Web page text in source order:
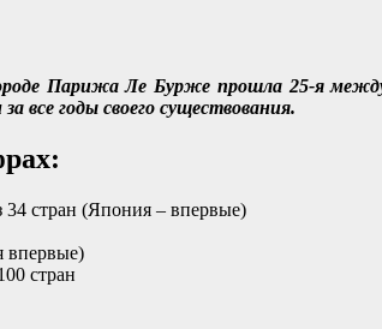
Парижа Ле Бурже прошла 25-я
все годы своего существования.
34 стран (Япония – впервые)
впервые)
стран